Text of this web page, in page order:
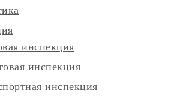
инспекция
инспекция
инспекция